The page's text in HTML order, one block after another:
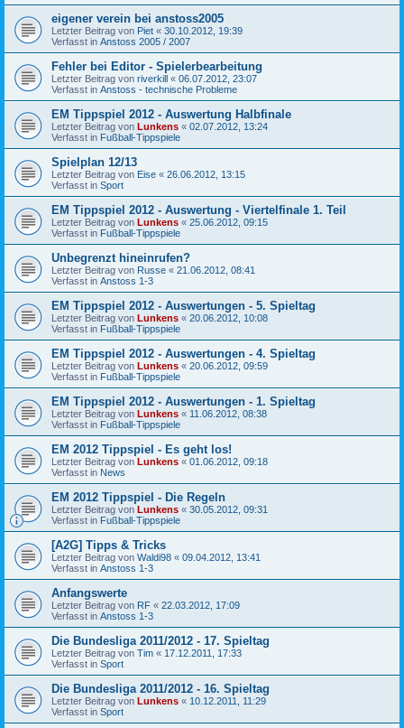
eigener verein bei anstoss2005
Letzter Beitrag von Piet « 30.10.2012, 19:39
Verfasst in Anstoss 2005 / 2007
Fehler bei Editor - Spielerbearbeitung
Letzter Beitrag von riverkill « 06.07.2012, 23:07
Verfasst in Anstoss - technische Probleme
EM Tippspiel 2012 - Auswertung Halbfinale
Letzter Beitrag von Lunkens « 02.07.2012, 13:24
Verfasst in Fußball-Tippspiele
Spielplan 12/13
Letzter Beitrag von Eise « 26.06.2012, 13:15
Verfasst in Sport
EM Tippspiel 2012 - Auswertung - Viertelfinale 1. Teil
Letzter Beitrag von Lunkens « 25.06.2012, 09:15
Verfasst in Fußball-Tippspiele
Unbegrenzt hineinrufen?
Letzter Beitrag von Russe « 21.06.2012, 08:41
Verfasst in Anstoss 1-3
EM Tippspiel 2012 - Auswertungen - 5. Spieltag
Letzter Beitrag von Lunkens « 20.06.2012, 10:08
Verfasst in Fußball-Tippspiele
EM Tippspiel 2012 - Auswertungen - 4. Spieltag
Letzter Beitrag von Lunkens « 20.06.2012, 09:59
Verfasst in Fußball-Tippspiele
EM Tippspiel 2012 - Auswertungen - 1. Spieltag
Letzter Beitrag von Lunkens « 11.06.2012, 08:38
Verfasst in Fußball-Tippspiele
EM 2012 Tippspiel - Es geht los!
Letzter Beitrag von Lunkens « 01.06.2012, 09:18
Verfasst in News
EM 2012 Tippspiel - Die Regeln
Letzter Beitrag von Lunkens « 30.05.2012, 09:31
Verfasst in Fußball-Tippspiele
[A2G] Tipps & Tricks
Letzter Beitrag von Waldi98 « 09.04.2012, 13:41
Verfasst in Anstoss 1-3
Anfangswerte
Letzter Beitrag von RF « 22.03.2012, 17:09
Verfasst in Anstoss 1-3
Die Bundesliga 2011/2012 - 17. Spieltag
Letzter Beitrag von Tim « 17.12.2011, 17:33
Verfasst in Sport
Die Bundesliga 2011/2012 - 16. Spieltag
Letzter Beitrag von Lunkens « 10.12.2011, 11:29
Verfasst in Sport